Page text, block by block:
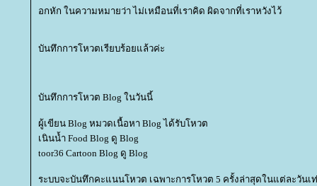
อกหัก ในความหมายว่า ไม่เหมือนที่เราคิด ผิดจากที่เราหวังไว้
บันทึกการโหวตเรียบร้อยแล้วค่ะ
บันทึกการโหวต Blog ในวันนี้
ผู้เขียน Blog หมวดเนื้อหา Blog ได้รับโหวต
เนินน้ำ Food Blog ดู Blog
toor36 Cartoon Blog ดู Blog
ระบบจะบันทึกคะแนนโหวต เฉพาะการโหวต 5 ครั้งล่าสุดในแต่ละวันเ